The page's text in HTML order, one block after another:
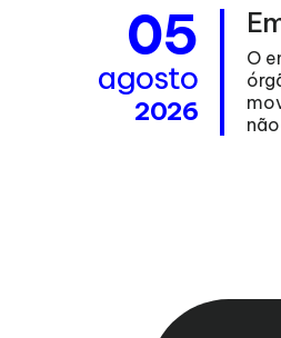
05
agosto
2026
O